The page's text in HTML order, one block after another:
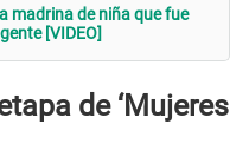
madrina de niña que fue
[VIDEO]
de ‘Mujeres